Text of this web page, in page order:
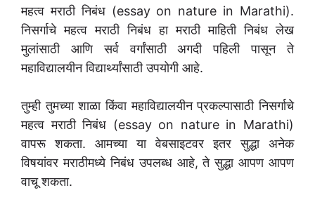
महत्व मराठी निबंध (essay on nature in Marathi).
निसर्गाचे महत्व मराठी निबंध हा मराठी माहिती निबंध लेख
मुलांसाठी आणि सर्व वर्गांसाठी अगदी पहिली पासून ते
महाविद्यालयीन विद्यार्थ्यांसाठी उपयोगी आहे.
तुम्ही तुमच्या शाळा किंवा महाविद्यालयीन प्रकल्पासाठी निसर्गाचे
महत्व मराठी निबंध (essay on nature in Marathi)
वापरू शकता. आमच्या या वेबसाइटवर इतर सुद्धा अनेक
विषयांवर मराठीमध्ये निबंध उपलब्ध आहे, ते सुद्धा आपण आपण
वाचू शकता.